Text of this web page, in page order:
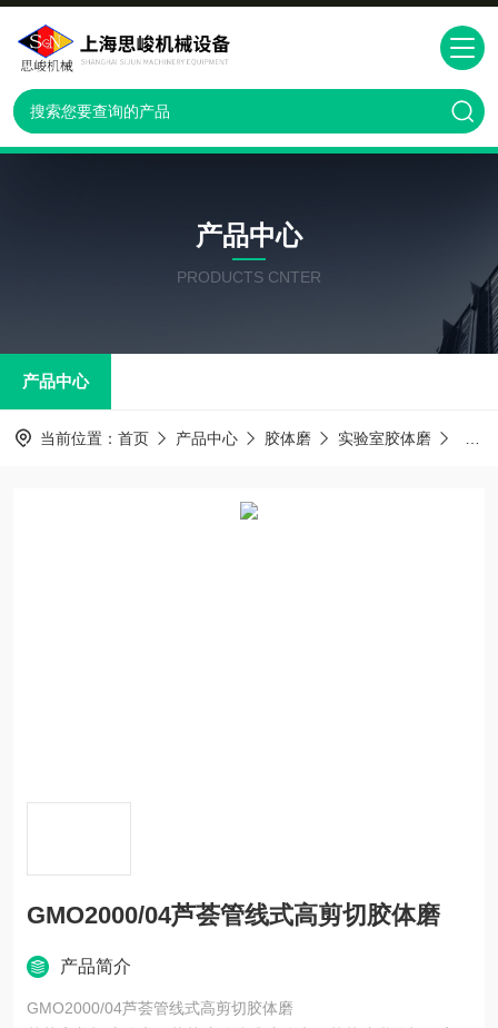
产品中心
PRODUCTS CNTER
产品中心
当前位置： 首页 产品中心 胶体磨 实验室胶体磨
GMO2000/04芦荟管线式高剪切胶体磨
产品简介
GMO2000/04芦荟管线式高剪切胶体磨